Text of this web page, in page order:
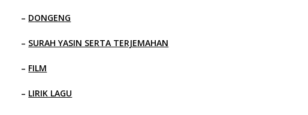
– DONGENG
– SURAH YASIN SERTA TERJEMAHAN
– FILM
– LIRIK LAGU